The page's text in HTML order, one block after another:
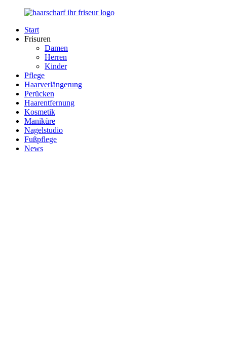
Zurück
Inhalt
Haarscharf
Händen
Start
Frisuren
Damen
Herren
Kinder
Pflege
Haarverlängerung
Perücken
Haarentfernung
Kosmetik
Maniküre
Nagelstudio
Fußpflege
News